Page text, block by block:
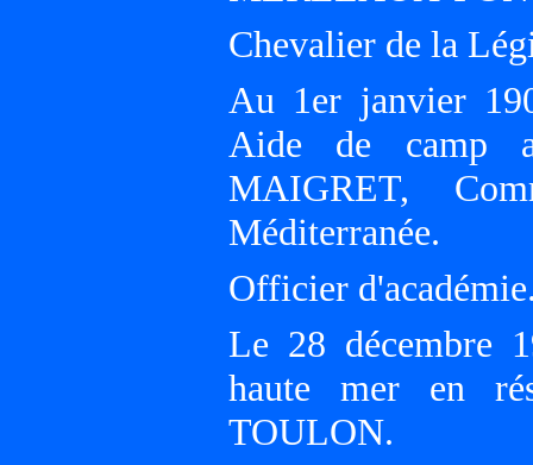
Chevalier de la
Au 1er janvier
Aide de camp
MAIGRET,
Méditerranée.
Officier
Le 28 décembre
haute mer en
TOULON.